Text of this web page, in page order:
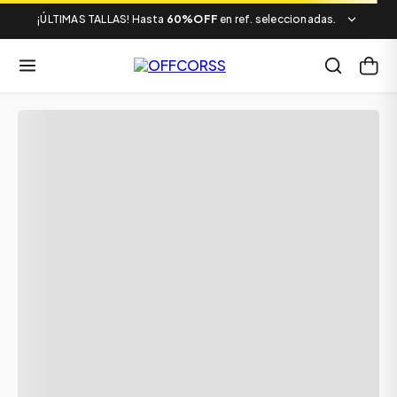
¡ÚLTIMAS TALLAS! Hasta 60%OFF en ref. seleccionadas.